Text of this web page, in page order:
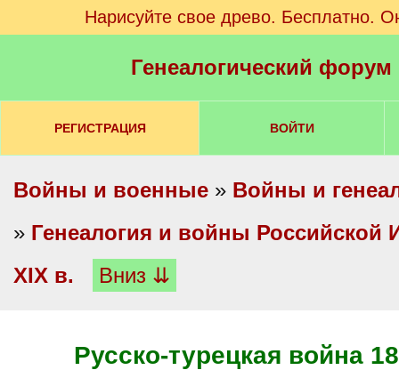
Нарисуйте свое древо. Бесплатно.
Генеалогический
РЕГИСТРАЦИЯ ВОЙТИ
Войны и военные » Войны и
» Генеалогия и войны Российской
XIX в.
Вниз ⇊
Русско-турецкая война